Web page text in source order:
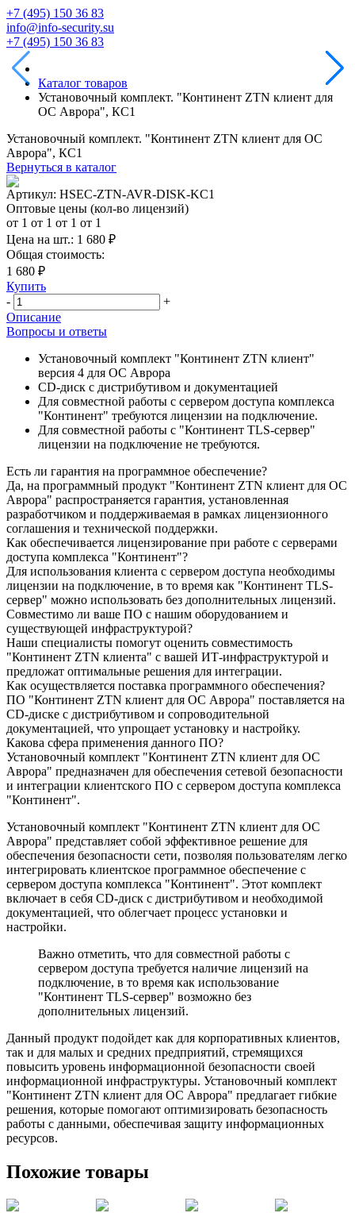
+7 (495) 150 36 83
info@info-security.su
+7 (495) 150 36 83
Каталог товаров
Установочный комплект. "Континент ZТN клиент для
ОС Аврора", КС1
Установочный комплект. "Континент ZТN клиент для ОС
Аврора", КС1
Вернуться в каталог
Артикул: HSEC-ZTN-AVR-DISK-KC1
Оптовые цены (кол-во лицензий)
от 1 от 1 от 1 от 1
Цена на шт.: 1 680 ₽
Общая стоимость:
1 680 ₽
Купить
-
+
Описание
Вопросы и ответы
Установочный комплект "Континент ZTN клиент"
версия 4 для ОС Аврора
CD-диск с дистрибутивом и документацией
Для совместной работы с сервером доступа комплекса
"Континент" требуются лицензии на подключение.
Для совместной работы с "Континент TLS-сервер"
лицензии на подключение не требуются.
Есть ли гарантия на программное обеспечение?
Да, на программный продукт "Континент ZTN клиент для ОС
Аврора" распространяется гарантия, установленная
разработчиком и поддерживаемая в рамках лицензионного
соглашения и технической поддержки.
Как обеспечивается лицензирование при работе с серверами
доступа комплекса "Континент"?
Для использования клиента с сервером доступа необходимы
лицензии на подключение, в то время как "Континент TLS-
сервер" можно использовать без дополнительных лицензий.
Совместимо ли ваше ПО с нашим оборудованием и
существующей инфраструктурой?
Наши специалисты помогут оценить совместимость
"Континент ZTN клиента" с вашей ИТ-инфраструктурой и
предложат оптимальные решения для интеграции.
Как осуществляется поставка программного обеспечения?
ПО "Континент ZTN клиент для ОС Аврора" поставляется на
CD-диске с дистрибутивом и сопроводительной
документацией, что упрощает установку и настройку.
Какова сфера применения данного ПО?
Установочный комплект "Континент ZTN клиент для ОС
Аврора" предназначен для обеспечения сетевой безопасности
и интеграции клиентского ПО с сервером доступа комплекса
"Континент".
Установочный комплект "Континент ZTN клиент для ОС
Аврора" представляет собой эффективное решение для
обеспечения безопасности сети, позволяя пользователям легко
интегрировать клиентское программное обеспечение с
сервером доступа комплекса "Континент". Этот комплект
включает в себя CD-диск с дистрибутивом и необходимой
документацией, что облегчает процесс установки и
настройки.
Важно отметить, что для совместной работы с
сервером доступа требуется наличие лицензий на
подключение, в то время как использование
"Континент TLS-сервер" возможно без
дополнительных лицензий.
Данный продукт подойдет как для корпоративных клиентов,
так и для малых и средних предприятий, стремящихся
повысить уровень информационной безопасности своей
информационной инфраструктуры. Установочный комплект
"Континент ZTN клиент для ОС Аврора" предлагает гибкие
решения, которые помогают оптимизировать безопасность
работы с данными, обеспечивая защиту информационных
ресурсов.
Похожие товары